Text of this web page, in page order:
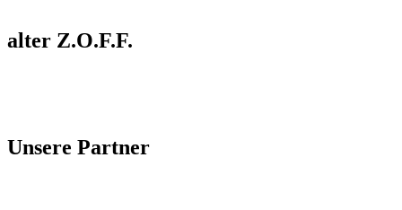
alter Z.O.F.F.
Unsere Partner